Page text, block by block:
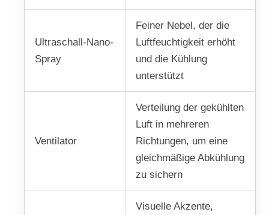
Ultraschall-Nano-
Spray
Feiner Nebel, der die
Luftfeuchtigkeit erhöht
und die Kühlung
unterstützt
Ventilator
Verteilung der gekühlten
Luft in mehreren
Richtungen, um eine
gleichmäßige Abkühlung
zu sichern
Visuelle Akzente,